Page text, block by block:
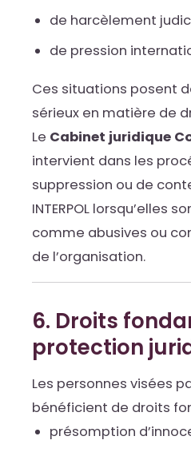
de harcèlement
de pression
Ces situations posent
sérieux en matière de
Le Cabinet juridique
intervient dans les
suppression ou de
INTERPOL lorsqu’elles
comme abusives ou
de l’organisation.
6. Droits
protection
Les personnes visées
bénéficient de droits
présomption